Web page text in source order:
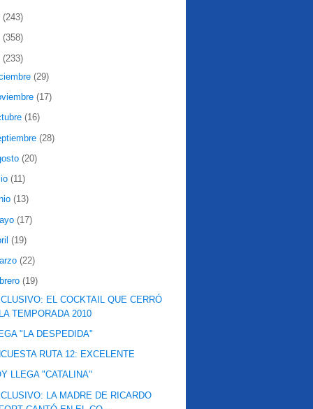
(243)
(358)
(233)
(29)
(17)
(16)
(28)
(20)
(11)
(13)
(17)
(19)
(22)
(19)
EL COCKTAIL QUE CERRÓ
TEMPORADA 2010
"LA DESPEDIDA"
RUTA 12: EXCELENTE
LLEGA "CATALINA"
LA MADRE DE RICARDO